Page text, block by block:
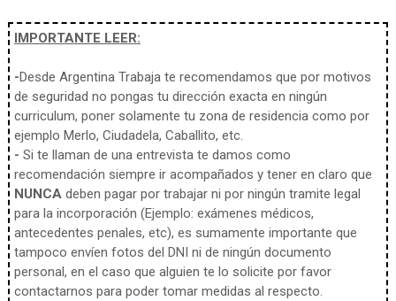
IMPORTANTE LEER:
-Desde Argentina Trabaja te recomendamos que por motivos
de seguridad no pongas tu dirección exacta en ningún
curriculum, poner solamente tu zona de residencia como por
ejemplo Merlo, Ciudadela, Caballito, etc.
- Si te llaman de una entrevista te damos como
recomendación siempre ir acompañados y tener en claro que
NUNCAdeben pagar por trabajar ni por ningún tramite legal
para la incorporación (Ejemplo: exámenes médicos,
antecedentes penales, etc), es sumamente importante que
tampoco envíen fotos del DNI ni de ningún documento
personal, en el caso que alguien te lo solicite por favor
contactarnos para poder tomar medidas al respecto.